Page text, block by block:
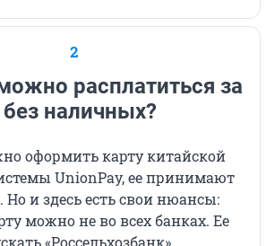
2
расплатиться за
наличных?
оформить карту китайской
UnionPay, ее принимают
Но и здесь есть свои нюансы:
можно не во всех банках. Ее
«Россельхозбанк»,